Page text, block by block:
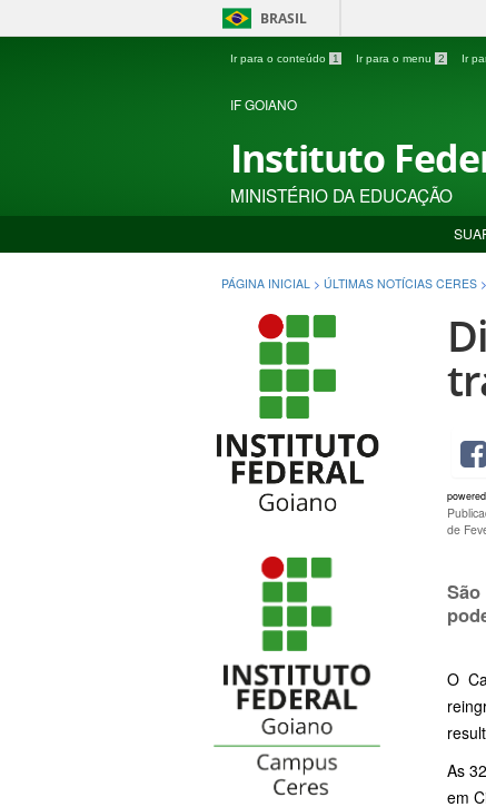
BRASIL
Ir para o conteúdo 1 Ir para o menu 2 Ir
IF GOIANO
Instituto
MINISTÉRIO DA EDUCAÇÃO
PÁGINA INICIAL > ÚLTIMAS NOTÍCIAS CERES >
de
O
As
em